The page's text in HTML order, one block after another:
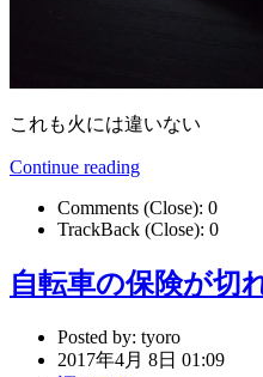
これも火には違いない
Continue reading
Comments (Close): 0
TrackBack (Close): 0
自転車の保険が切
Posted by: tyoro
2017年4月 8日 01:09